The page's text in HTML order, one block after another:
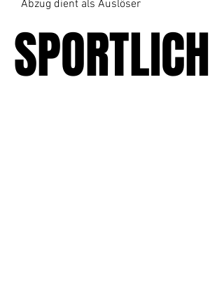
Abzug dient als Auslöser
SPORTLICH
SPORTLICH